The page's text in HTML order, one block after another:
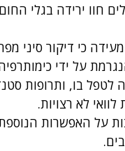
חוו ירידה בגלי
מעידה כי דיקור סיני
על ידי
לטפל בו, ותרופות
לא רצויות.
על האפשרות